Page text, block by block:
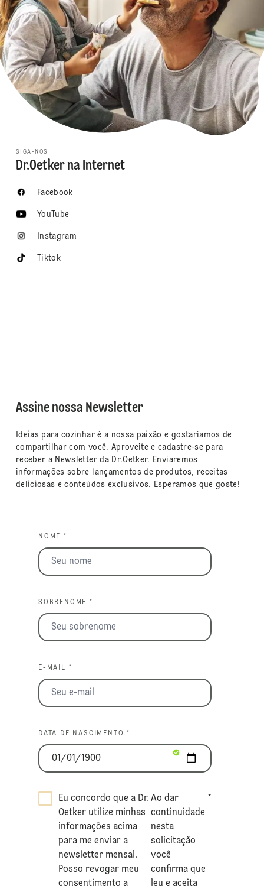
SIGA-NOS
Dr.Oetker na Internet
Facebook
YouTube
Instagram
Tiktok
Assine nossa Newsletter
Ideias para cozinhar é a nossa paixão e gostaríamos de
compartilhar com você. Aproveite e cadastre-se para
receber a Newsletter da Dr.Oetker. Enviaremos
informações sobre lançamentos de produtos, receitas
deliciosas e conteúdos exclusivos. Esperamos que goste!
NOME *
SOBRENOME *
E-MAIL *
DATA DE NASCIMENTO *
Eu concordo que a Dr.
Oetker utilize minhas
informações acima
para me enviar a
newsletter mensal.
Posso revogar meu
consentimento a
Ao dar
continuidade
nesta
solicitação
você
confirma que
leu e aceita
*